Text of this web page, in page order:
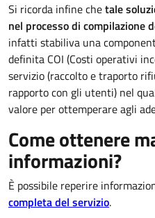
Si ricorda infine chetale
nel processo di compilazione
infatti stabiliva una
definita COI (Costi operativi
servizio (raccolto e traporto
rapporto con gli utenti) nel
valore per ottemperare agli
Come ottenere
informazioni?
È possibile reperire
completa del servizio.